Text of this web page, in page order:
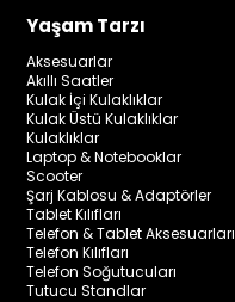
Yaşam Tarzı
Aksesuarlar
Akıllı Saatler
Kulak İçi Kulaklıklar
Kulak Üstü Kulaklıklar
Kulaklıklar
Laptop & Notebooklar
Scooter
Şarj Kablosu & Adaptörler
Tablet Kılıfları
Telefon & Tablet Aksesuarları
Telefon Kılıfları
Telefon Soğutucuları
Tutucu Standlar